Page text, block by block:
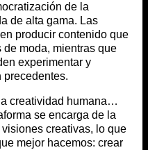
de la
de alta gama. Las
producir contenido que
moda, mientras que
experimentar y
precedentes.
creatividad humana…
se encarga de la
creativas, lo que
mejor hacemos: crear